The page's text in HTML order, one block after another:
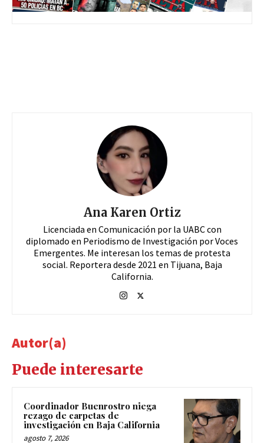
Ana Karen Ortiz
Licenciada en Comunicación por la UABC con
diplomado en Periodismo de Investigación por Voces
Emergentes. Me interesan los temas de protesta
social. Reportera desde 2021 en Tijuana, Baja
California.
Autor(a)
Puede interesarte
Coordinador Buenrostro niega
rezago de carpetas de
investigación en Baja California
agosto 7, 2026